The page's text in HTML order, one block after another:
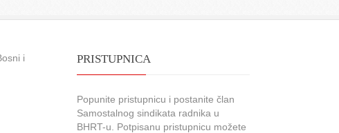
i
PRISTUPNICA
Popunite pristupnicu i postanite član
Samostalnog sindikata radnika u
BHRT-u. Potpisanu pristupnicu možete